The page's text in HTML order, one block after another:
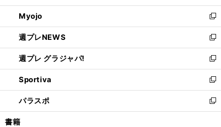
開
く
ウ
で
開
く
ン
ド
ウ
で
開
く
ウ
ィ
ン
ド
ウ
で
開
く
Myojo
新
し
い
ウ
ィ
ン
ド
ウ
で
開
週プレNEWS
新
し
い
ウ
ィ
ン
ド
ウ
週プレ グラジャパ!
新
し
い
ウ
ィ
ン
Sportiva
新
し
い
ウ
パラスポ
新
し
書籍